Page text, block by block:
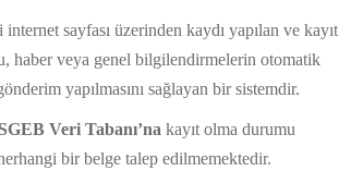
internet sayfası üzerinden kaydı yapılan ve kayıt
haber veya genel bilgilendirmelerin otomatik
yapılmasını sağlayan bir sistemdir.
Veri Tabanı’na kayıt olma durumu
bir belge talep edilmemektedir.